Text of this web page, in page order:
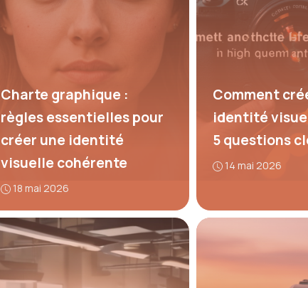
Charte graphique :
règles essentielles pour
créer une identité
visuelle cohérente
18 mai 2026
Comment
identité
5 questions
14 mai 2026